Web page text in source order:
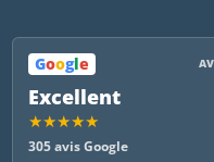
Google
Excellent
★★★★★
305 avis Google